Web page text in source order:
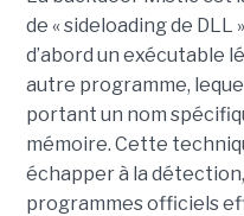
de « sideloading de DLL
d’abord un exécutable
autre programme,
portant un nom
mémoire. Cette
échapper à la
programmes officiels